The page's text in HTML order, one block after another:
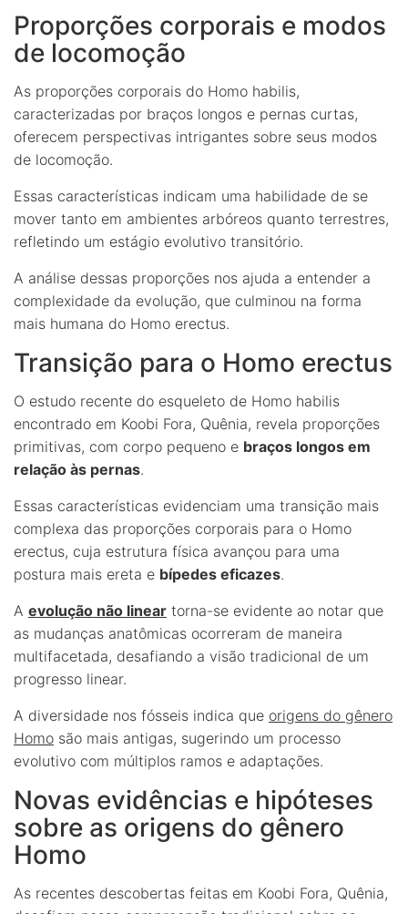
Proporções corporais e modos
de locomoção
As proporções corporais do Homo habilis,
caracterizadas por braços longos e pernas curtas,
oferecem perspectivas intrigantes sobre seus modos
de locomoção.
Essas características indicam uma habilidade de se
mover tanto em ambientes arbóreos quanto terrestres,
refletindo um estágio evolutivo transitório.
A análise dessas proporções nos ajuda a entender a
complexidade da evolução, que culminou na forma
mais humana do Homo erectus.
Transição para o Homo erectus
O estudo recente do esqueleto de Homo habilis
encontrado em Koobi Fora, Quênia, revela proporções
primitivas, com corpo pequeno e braços longos em
relação às pernas.
Essas características evidenciam uma transição mais
complexa das proporções corporais para o Homo
erectus, cuja estrutura física avançou para uma
postura mais ereta e bípedes eficazes.
A evolução não linear torna-se evidente ao notar que
as mudanças anatômicas ocorreram de maneira
multifacetada, desafiando a visão tradicional de um
progresso linear.
A diversidade nos fósseis indica que origens do gênero
Homo são mais antigas, sugerindo um processo
evolutivo com múltiplos ramos e adaptações.
Novas evidências e hipóteses
sobre as origens do gênero
Homo
As recentes descobertas feitas em Koobi Fora, Quênia,